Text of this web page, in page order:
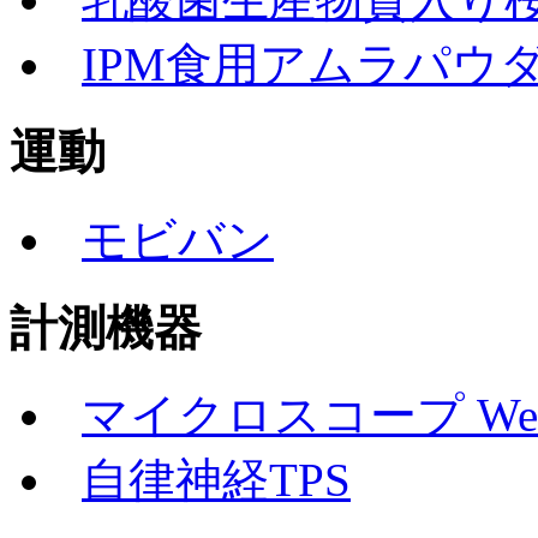
IPM食用アムラパウ
運動
モビバン
計測機器
マイクロスコープ
自律神経TPS